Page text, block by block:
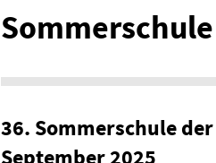
36. Sommerschule
September 2025